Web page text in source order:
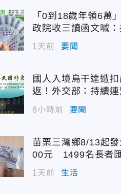
「0到18歲年領6萬
政院收三讀函文喊
1天前 要聞
國人入境烏干達遭
返！外交部：持續
8小時前 要聞
苗栗三灣鄉8/13起
00元 1499名長者
1天前 生活